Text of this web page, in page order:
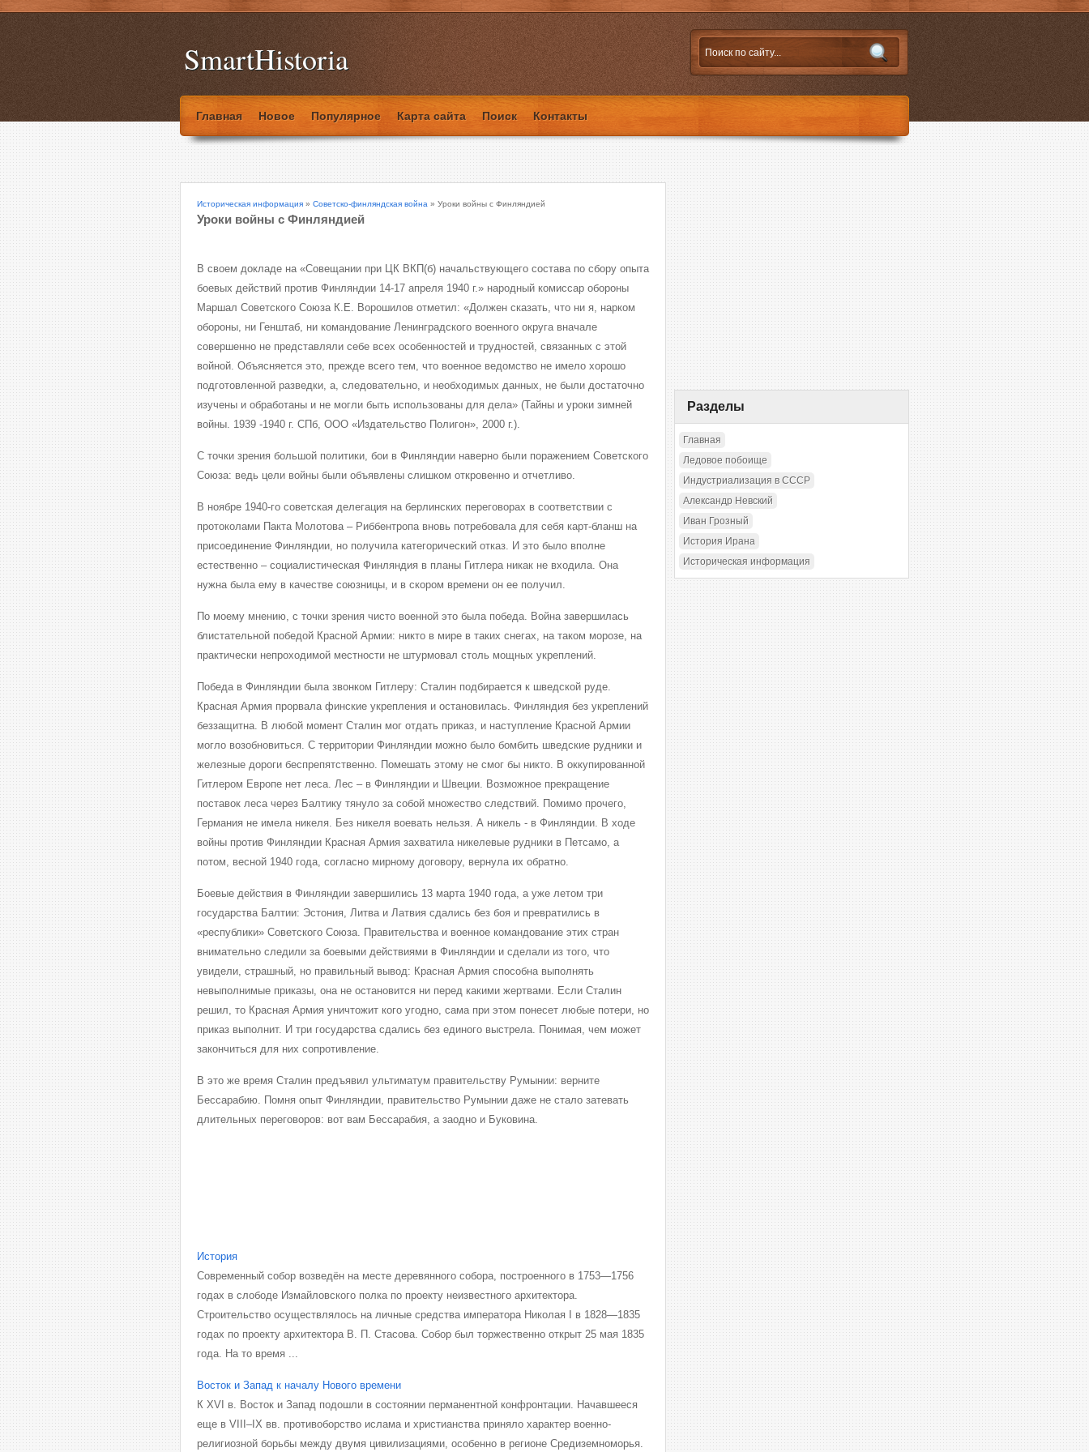
SmartHistoria
Главная Новое Популярное Карта сайта Поиск Контакты
Историческая информация » Советско-финляндская война » Уроки войны с Финляндией
Уроки войны с Финляндией
В своем докладе на «Совещании при ЦК ВКП(б) начальствующего состава по сбору опыта
боевых действий против Финляндии 14-17 апреля 1940 г.» народный комиссар обороны
Маршал Советского Союза К.Е. Ворошилов отметил: «Должен сказать, что ни я, нарком
обороны, ни Генштаб, ни командование Ленинградского военного округа вначале
совершенно не представляли себе всех особенностей и трудностей, связанных с этой
войной. Объясняется это, прежде всего тем, что военное ведомство не имело хорошо
подготовленной разведки, а, следовательно, и необходимых данных, не были достаточно
изучены и обработаны и не могли быть использованы для дела» (Тайны и уроки зимней
войны. 1939 -1940 г. СПб, ООО «Издательство Полигон», 2000 г.).
С точки зрения большой политики, бои в Финляндии наверно были поражением Советского
Союза: ведь цели войны были объявлены слишком откровенно и отчетливо.
В ноябре 1940-го советская делегация на берлинских переговорах в соответствии с
протоколами Пакта Молотова – Риббентропа вновь потребовала для себя карт-бланш на
присоединение Финляндии, но получила категорический отказ. И это было вполне
естественно – социалистическая Финляндия в планы Гитлера никак не входила. Она
нужна была ему в качестве союзницы, и в скором времени он ее получил.
По моему мнению, с точки зрения чисто военной это была победа. Война завершилась
блистательной победой Красной Армии: никто в мире в таких снегах, на таком морозе, на
практически непроходимой местности не штурмовал столь мощных укреплений.
Победа в Финляндии была звонком Гитлеру: Сталин подбирается к шведской руде.
Красная Армия прорвала финские укрепления и остановилась. Финляндия без укреплений
беззащитна. В любой момент Сталин мог отдать приказ, и наступление Красной Армии
могло возобновиться. С территории Финляндии можно было бомбить шведские рудники и
железные дороги беспрепятственно. Помешать этому не смог бы никто. В оккупированной
Гитлером Европе нет леса. Лес – в Финляндии и Швеции. Возможное прекращение
поставок леса через Балтику тянуло за собой множество следствий. Помимо прочего,
Германия не имела никеля. Без никеля воевать нельзя. А никель - в Финляндии. В ходе
войны против Финляндии Красная Армия захватила никелевые рудники в Петсамо, а
потом, весной 1940 года, согласно мирному договору, вернула их обратно.
Боевые действия в Финляндии завершились 13 марта 1940 года, а уже летом три
государства Балтии: Эстония, Литва и Латвия сдались без боя и превратились в
«республики» Советского Союза. Правительства и военное командование этих стран
внимательно следили за боевыми действиями в Финляндии и сделали из того, что
увидели, страшный, но правильный вывод: Красная Армия способна выполнять
невыполнимые приказы, она не остановится ни перед какими жертвами. Если Сталин
решил, то Красная Армия уничтожит кого угодно, сама при этом понесет любые потери, но
приказ выполнит. И три государства сдались без единого выстрела. Понимая, чем может
закончиться для них сопротивление.
В это же время Сталин предъявил ультиматум правительству Румынии: верните
Бессарабию. Помня опыт Финляндии, правительство Румынии даже не стало затевать
длительных переговоров: вот вам Бессарабия, а заодно и Буковина.
История
Современный собор возведён на месте деревянного собора, построенного в 1753—1756
годах в слободе Измайловского полка по проекту неизвестного архитектора.
Строительство осуществлялось на личные средства императора Николая I в 1828—1835
годах по проекту архитектора В. П. Стасова. Собор был торжественно открыт 25 мая 1835
года. На то время ...
Восток и Запад к началу Нового времени
К XVI в. Восток и Запад подошли в состоянии перманентной конфронтации. Начавшееся
еще в VIII–IX вв. противоборство ислама и христианства приняло характер военно-
религиозной борьбы между двумя цивилизациями, особенно в регионе Средиземноморья.
Разделы
Главная
Ледовое побоище
Индустриализация в СССР
Александр Невский
Иван Грозный
История Ирана
Историческая информация